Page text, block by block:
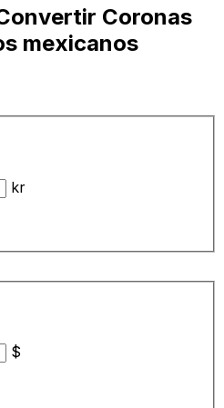
Coronas
mexicanos
kr
$